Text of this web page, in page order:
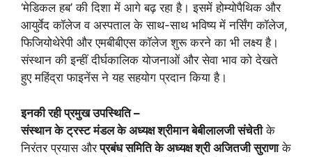
‘मेडिकल हब’ की दिशा में आगे बढ़ रहा है। इसमें होम्योपैथिक और
आयुर्वेद कॉलेज व अस्पताल के साथ-साथ भविष्य में नर्सिंग कॉलेज,
फिजियोथेरेपी और एमबीबीएस कॉलेज शुरू करने का भी लक्ष्य है।
संस्थान की इन्हीं दीर्घकालिक योजनाओं और सेवा भाव को देखते
हुए महिंद्रा फाइनेंस ने यह सहयोग प्रदान किया है।
इनकी रही प्रमुख उपस्थिति –
संस्थान के ट्रस्ट मंडल के अध्यक्ष श्रीमान बेबीलालजी संचेतीके
निरंतर प्रयास औरप्रबंध समिति के अध्यक्ष श्री अजितजी सुराणाके